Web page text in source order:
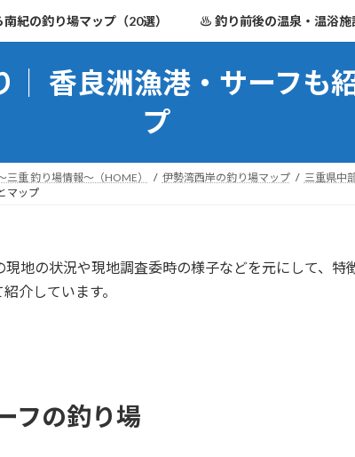
南紀の釣り場マップ（20選） ♨ 釣り前後の温泉・温浴施
│ 香良洲漁港・サーフも
プ
重 釣り場情報～（HOME） 伊勢湾西岸の釣り場マップ
三重県中
マップ
地の状況や現地調査委時の様子などを元にして、特
介しています。
フの釣り場